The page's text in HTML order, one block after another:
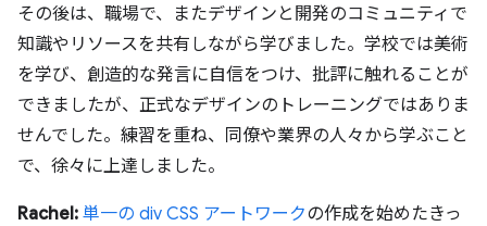
その後は、職場で、またデザインと開発のコミュニティで
知識やリソースを共有しながら学びました。学校では美術
を学び、創造的な発言に自信をつけ、批評に触れることが
できましたが、正式なデザインのトレーニングではありま
せんでした。練習を重ね、同僚や業界の人々から学ぶこと
で、徐々に上達しました。
Rachel: 単一の div CSS アートワークの作成を始めたきっ